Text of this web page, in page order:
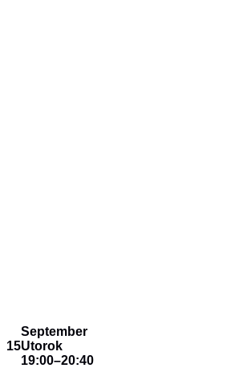
15
September
Utorok
19:00–20:40